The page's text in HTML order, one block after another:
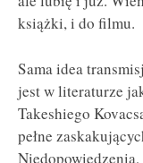
książki, i do filmu.
Sama idea
jest w literaturze
Takeshiego
pełne